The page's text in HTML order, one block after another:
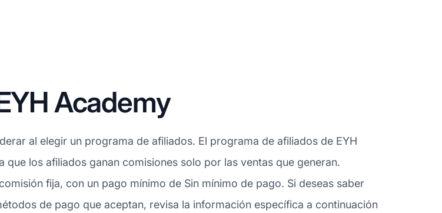
Academy
al elegir un programa de afiliados. El programa de afiliados de EYH
que los afiliados ganan comisiones solo por las ventas que generan.
fija, con un pago mínimo de Sin mínimo de pago. Si deseas saber
de pago que aceptan, revisa la información específica a continuación